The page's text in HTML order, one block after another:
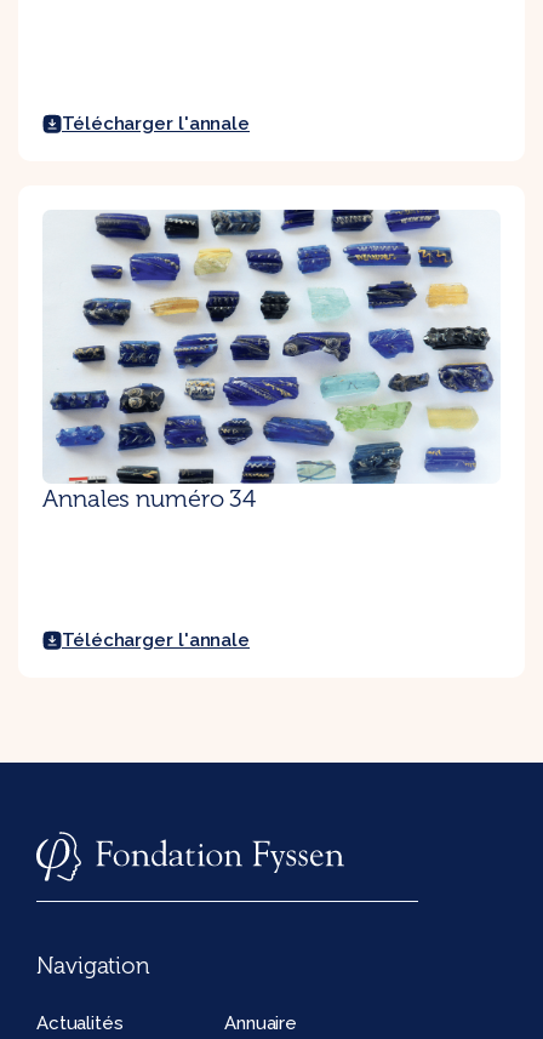
Télécharger l'annale
Annales numéro 34
Télécharger l'annale
Navigation
Actualités
Annuaire